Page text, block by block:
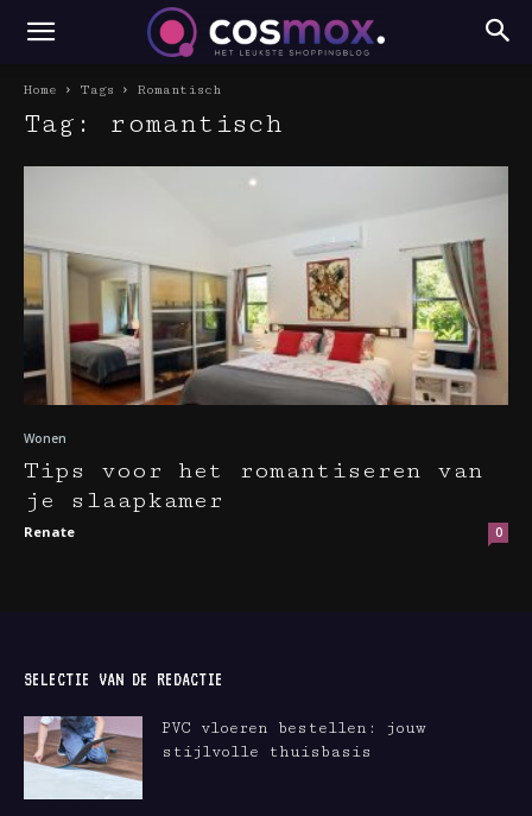
Home Tags Romantisch
Tag: romantisch
Wonen
Tips voor het romantiseren van
je slaapkamer
Renate 0
SELECTIE VAN DE REDACTIE
PVC vloeren bestellen: jouw
stijlvolle thuisbasis